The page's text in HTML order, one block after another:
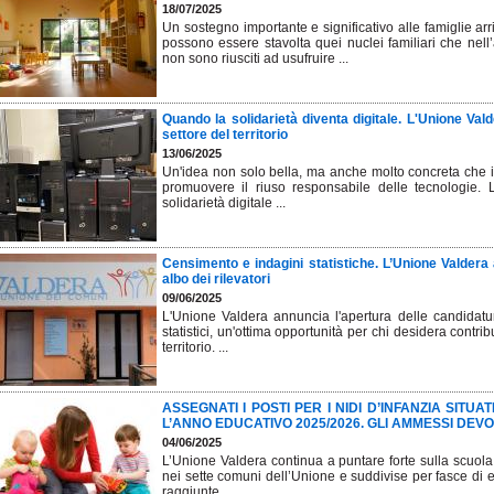
18/07/2025
Un sostegno importante e significativo alle famiglie
possono essere stavolta quei nuclei familiari che
non sono riusciti ad usufruire ...
Quando la solidarietà diventa digitale. L'Unione
settore del territorio
13/06/2025
Un'idea non solo bella, ma anche molto concreta
promuovere il riuso responsabile delle tecnologie.
solidarietà digitale ...
Censimento e indagini statistiche. L’Unione
albo dei rilevatori
09/06/2025
L'Unione Valdera annuncia l'apertura delle
statistici, un'ottima opportunità per chi desidera
territorio. ...
ASSEGNATI I POSTI PER I NIDI D’INFANZIA
L’ANNO EDUCATIVO 2025/2026. GLI AMMESSI
04/06/2025
L’Unione Valdera continua a puntare forte sulla
nei sette comuni dell’Unione e suddivise per fasce